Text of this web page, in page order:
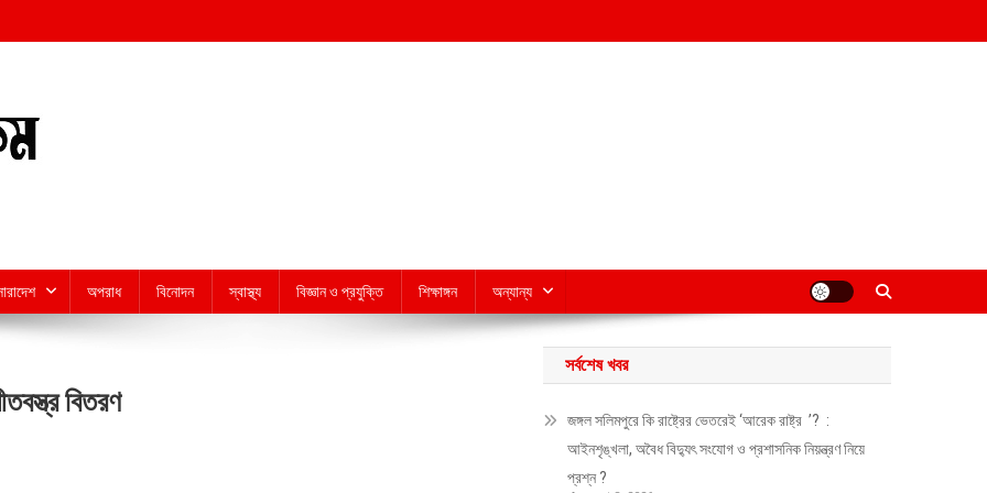
অপরাধ বিনোদন স্বাস্থ্য বিজ্ঞান ও প্রযুক্তি শিক্ষাঙ্গন অন্যান্য
বিতরণ
সর্বশেষ খবর
জঙ্গল সলিমপুরে কি রাষ্ট্রের ভেতরেই ‘আরেক রাষ্ট্র ’? :
আইনশৃঙ্খলা, অবৈধ বিদ্যুৎ সংযোগ ও প্রশাসনিক নিয়ন্ত্রণ নিয়ে
প্রশ্ন ?